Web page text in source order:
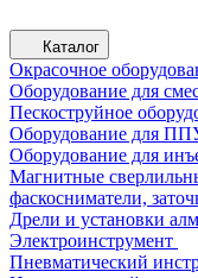
Каталог
Окрасочное
Оборудование для
Пескоструйное
Оборудование для
Оборудование для
Магнитные
фаскосниматели,
Дрели и установки
Электроинструмент
Пневматический